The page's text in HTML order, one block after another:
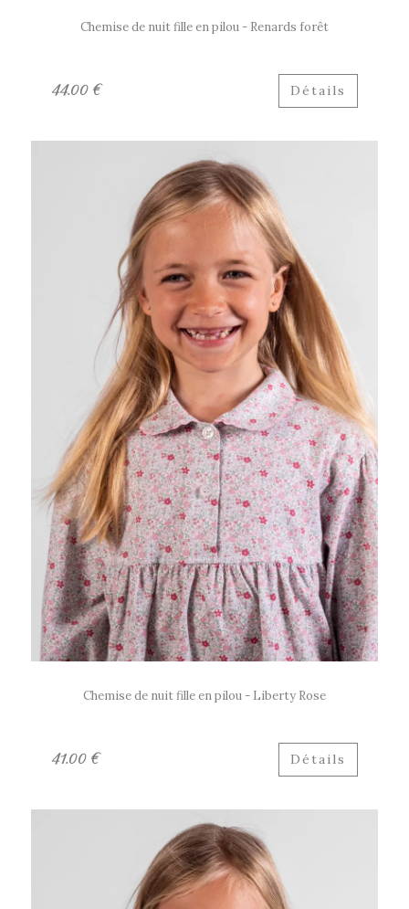
Chemise de nuit fille en pilou - Renards forêt
44.00 € Détails
Chemise de nuit fille en pilou - Liberty Rose
41.00 € Détails